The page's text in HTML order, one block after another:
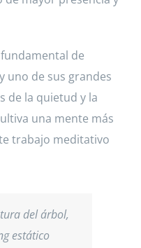
de
uno de sus grandes
de la quietud y la
una mente más
trabajo meditativo
del árbol,
estático